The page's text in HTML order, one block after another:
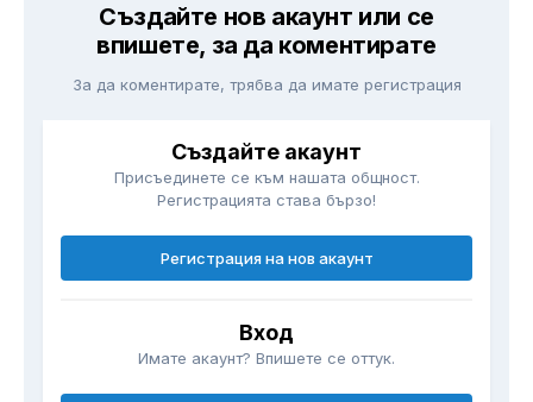
Създайте нов акаунт или се
впишете, за да коментирате
За да коментирате, трябва да имате регистрация
Създайте акаунт
Присъединете се към нашата общност.
Регистрацията става бързо!
Регистрация на нов акаунт
Вход
Имате акаунт? Впишете се оттук.